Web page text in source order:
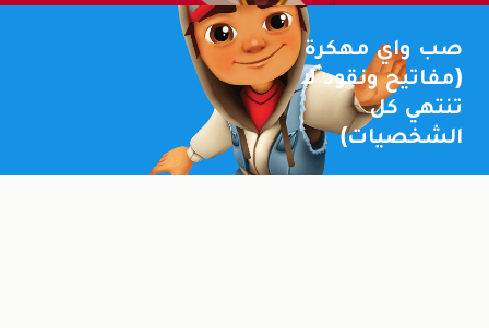
صب واي مهكرة
(مفاتيح ونقود لا
تنتهي كل
الشخصيات)